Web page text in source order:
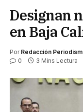
Designan
en Baja
Por Redacción
0 3 Mins Lectura